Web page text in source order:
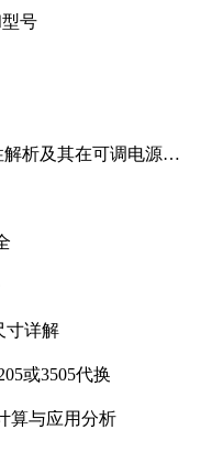
号
解析及其在可调电源设
寸详解
或3505代换
算与应用分析